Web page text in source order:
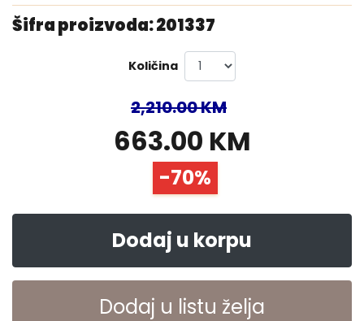
Šifra proizvoda: 201337
Količina
2,210.00 KM
663.00 KM
-70%
Dodaj u korpu
Dodaj u listu želja